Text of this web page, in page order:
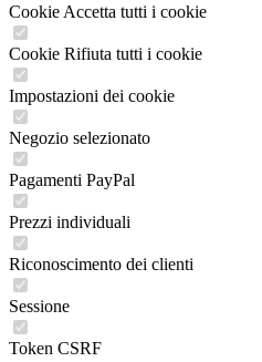
Cookie Accetta tutti i cookie
Cookie Rifiuta tutti i cookie
Impostazioni dei cookie
Negozio selezionato
Pagamenti PayPal
Prezzi individuali
Riconoscimento dei clienti
Sessione
Token CSRF